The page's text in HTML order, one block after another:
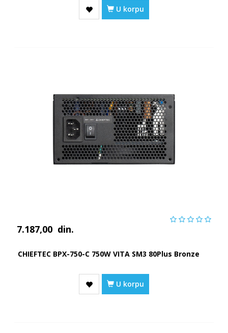
U korpu
7.187,00 din.
CHIEFTEC BPX-750-C 750W VITA SM3 80Plus Bronze
U korpu